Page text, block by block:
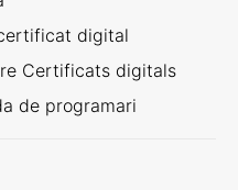
digital
Certificats digitals
de programari